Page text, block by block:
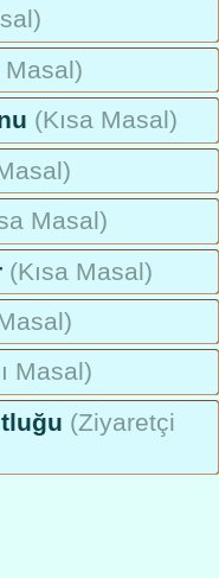
Masal)
(Kısa Masal)
Masal)
(Kısa Masal)
Masal)
(Ziyaretçi